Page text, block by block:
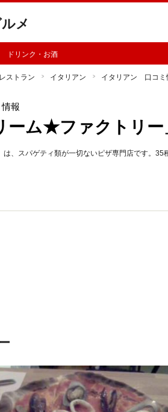
メ
ドリンク・お酒
ストラン イタリアン イタリアン 口コミ
報
ーム★ファクトリー
、スパゲティ類が一切ないピザ専門店です。35